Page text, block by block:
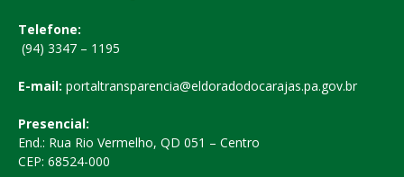
Telefone:
(94) 3347 – 1195
E-mail: portaltransparencia@eldoradodocarajas.pa.gov.br
Presencial:
End.: Rua Rio Vermelho, QD 051 – Centro
CEP: 68524-000